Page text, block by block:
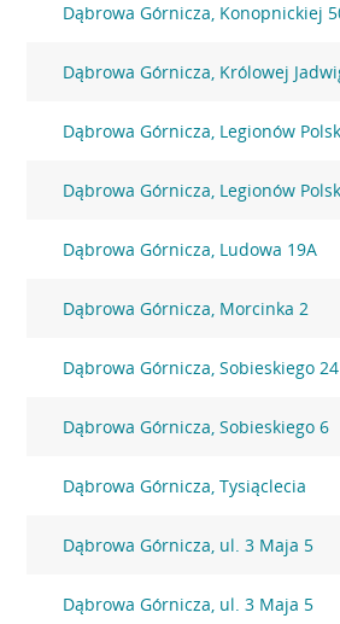
Dąbrowa Górnicza, Konopnickiej
Dąbrowa Górnicza, Królowej
Dąbrowa Górnicza, Legionów
Dąbrowa Górnicza, Legionów
Dąbrowa Górnicza, Ludowa 19A
Dąbrowa Górnicza, Morcinka 2
Dąbrowa Górnicza, Sobieskiego 24
Dąbrowa Górnicza, Sobieskiego 6
Dąbrowa Górnicza, Tysiąclecia
Dąbrowa Górnicza, ul. 3 Maja 5
Dąbrowa Górnicza, ul. 3 Maja 5